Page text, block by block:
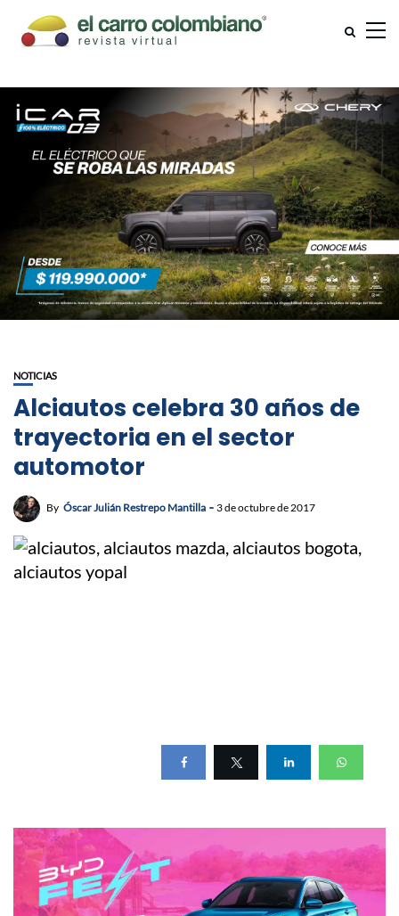
NOTICIAS
Alciautos celebra 30 años de
trayectoria en el sector
automotor
By Óscar Julián Restrepo Mantilla 3 de octubre de 2017